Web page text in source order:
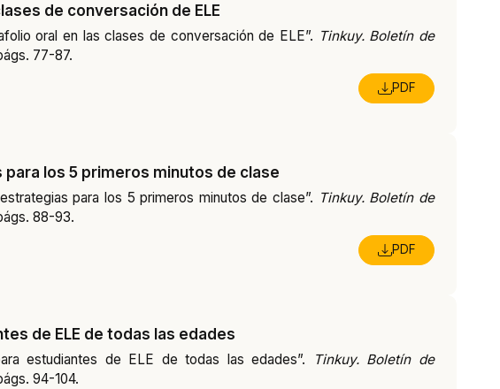
de conversación de ELE
oral en las clases de conversación de ELE”. Tinkuy. Boletín de
77-87.
PDF
los 5 primeros minutos de clase
para los 5 primeros minutos de clase”. Tinkuy. Boletín de
88-93.
PDF
de ELE de todas las edades
estudiantes de ELE de todas las edades”.
Tinkuy. Boletín de
94-104.